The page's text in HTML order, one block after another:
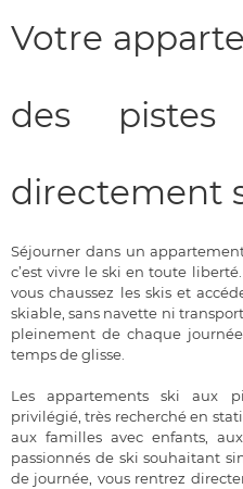
Votre
des pistes
directement
Séjourner dans un
c’est vivre le ski en toute
vous chaussez les skis et
skiable, sans navette ni
pleinement de chaque
temps de glisse.
Les appartements ski aux
privilégié, très recherché en
aux familles avec enfants,
passionnés de ski souhaitant
de journée, vous rentrez